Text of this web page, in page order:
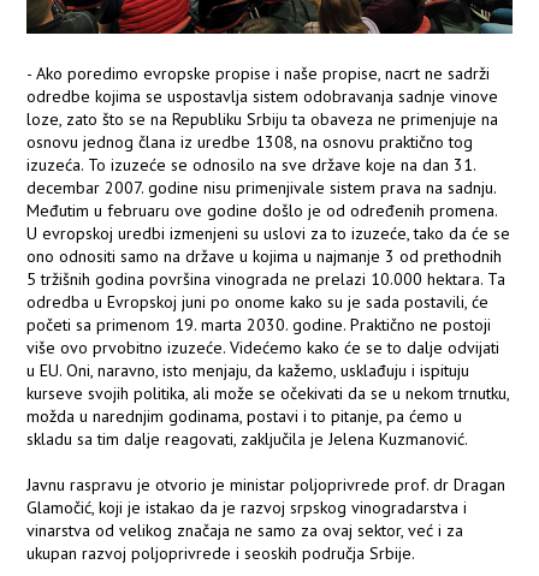
- Ako poredimo evropske propise i naše propise, nacrt ne sadrži
odredbe kojima se uspostavlja sistem odobravanja sadnje vinove
loze, zato što se na Republiku Srbiju ta obaveza ne primenjuje na
osnovu jednog člana iz uredbe 1308, na osnovu praktično tog
izuzeća. To izuzeće se odnosilo na sve države koje na dan 31.
decembar 2007. godine nisu primenjivale sistem prava na sadnju.
Međutim u februaru ove godine došlo je od određenih promena.
U evropskoj uredbi izmenjeni su uslovi za to izuzeće, tako da će se
ono odnositi samo na države u kojima u najmanje 3 od prethodnih
5 tržišnih godina površina vinograda ne prelazi 10.000 hektara. Ta
odredba u Evropskoj juni po onome kako su je sada postavili, će
početi sa primenom 19. marta 2030. godine. Praktično ne postoji
više ovo prvobitno izuzeće. Videćemo kako će se to dalje odvijati
u EU. Oni, naravno, isto menjaju, da kažemo, usklađuju i ispituju
kurseve svojih politika, ali može se očekivati da se u nekom trnutku,
možda u narednjim godinama, postavi i to pitanje, pa ćemo u
skladu sa tim dalje reagovati, zaključila je Jelena Kuzmanović.
Javnu raspravu je otvorio je ministar poljoprivrede prof. dr Dragan
Glamočić, koji je istakao da je razvoj srpskog vinogradarstva i
vinarstva od velikog značaja ne samo za ovaj sektor, već i za
ukupan razvoj poljoprivrede i seoskih područja Srbije.